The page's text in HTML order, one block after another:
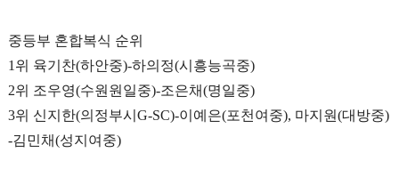
중등부 혼합복식 순위
1 위 육기찬(하안중)-하의정(시흥능곡중)
2위 조우영(수원원일중)-조은채(명일중)
3위 신지한(의정부시 G-SC)-이예은(포천여중), 마지원(대방중)
-김민채(성지여중)